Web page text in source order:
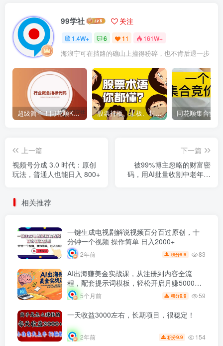
99学社 关注
1.4W+ 6 11 161W+
海浪宁可在挡路的礁山上撞得粉碎，也不肯后退一步
超级简单！同花顺K线界面显示行业概念指标代码图解 股票打板、上板、封板、翘板、炸板是什么意思？炒股你必须懂的暗语！
上一篇
视频号分成 3.0 时代：原创
玩法，普通人也能日入 800+
下一篇
被99%博主忽略的财富密
码，用AI批量收割中老年情
相关推荐
一键生成电视剧解说视频百分百过原创，十
分钟一个视频 操作简单 日入2000+
2年前 积分9.9 83
AI出海赚美金实战课，从注册到内容全流
程，配套提示词模板，轻松开启月赚5000美
元副业5个月前 积分9.9 59
一天收益3000左右，长期项目，很稳定！
2年前 积分9.9 154